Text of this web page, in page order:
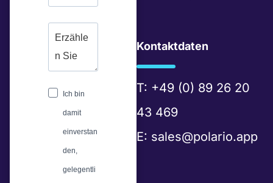
Ich bin
damit
einverstan
den,
gelegentli
Kontaktdaten
T: +49 (0) 89 26 20
43 469
E: sales@polario.app